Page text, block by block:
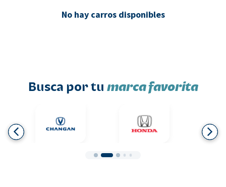
No hay carros disponibles
Busca por tu marca favorita